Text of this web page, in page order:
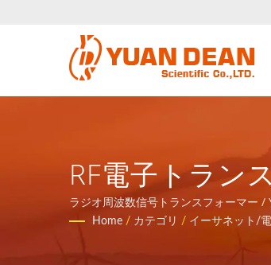
RF電子トラン
の磁気コンポ
ます。
ラジオ周波数信号トランスフォーマー /
Home / カテゴリ / イーサネット/